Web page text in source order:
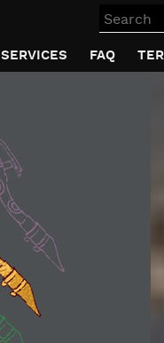
Search
SERVICES FAQ